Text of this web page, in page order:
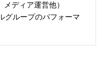
ディア運営他）
グループのパフォーマ